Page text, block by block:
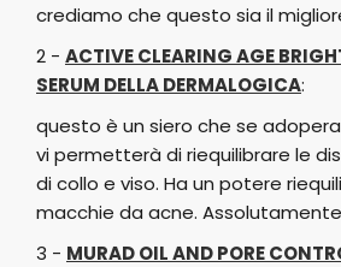
crediamo che questo sia il
2 - ACTIVE CLEARING AGE
SERUM DELLA DERMALOGICA:
questo è un siero che se
vi permetterà di riequilibrare le
di collo e viso. Ha un potere
macchie da acne.
3 - MURAD OIL AND PORE